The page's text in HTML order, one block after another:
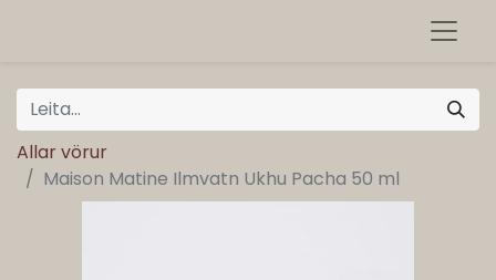
Allar vörur
Maison Matine Ilmvatn Ukhu Pacha 50 ml